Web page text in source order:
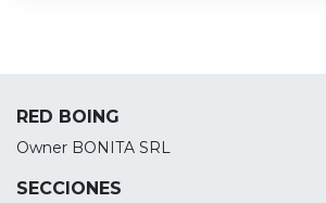
RED BOING
Owner BONITA SRL
SECCIONES